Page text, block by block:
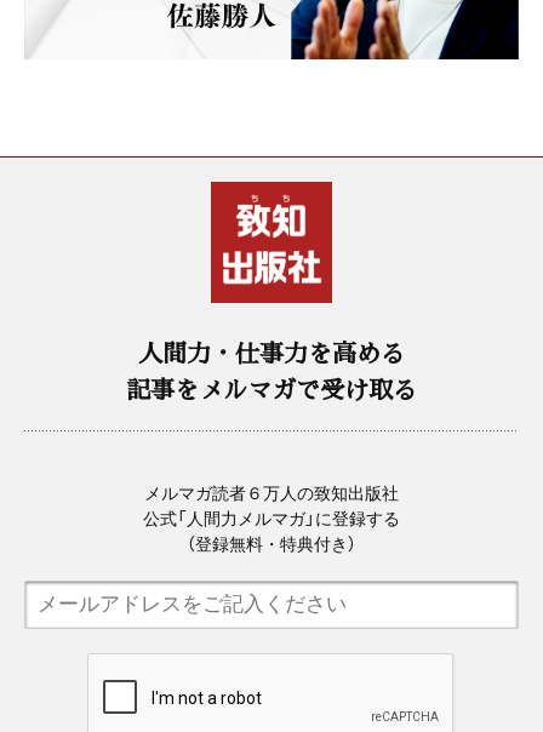
人間力・仕事力を高める
記事をメルマガで受け取る
メルマガ読者６万人の致知出版社
公式「人間力メルマガ」に登録する
（登録無料・特典付き）